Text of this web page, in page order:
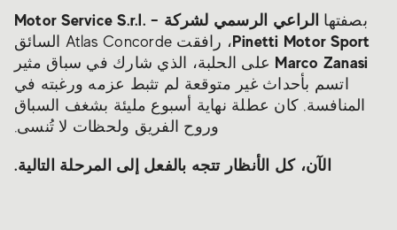
بصفتها
الراعي الرسمي لشركة Motor Service S.r.l. –
Pinetti Motor Sport، رافقت Atlas Concorde السائق
Marco Zanasi على الحلبة، الذي شارك في سباق مثير
اتسم بأحداث غير متوقعة لم تثبط عزمه ورغبته في
المنافسة. كان عطلة نهاية أسبوع مليئة بشغف السباق
وروح الفريق ولحظات لا تُنسى.
الآن، كل الأنظار تتجه بالفعل إلى المرحلة التالية.